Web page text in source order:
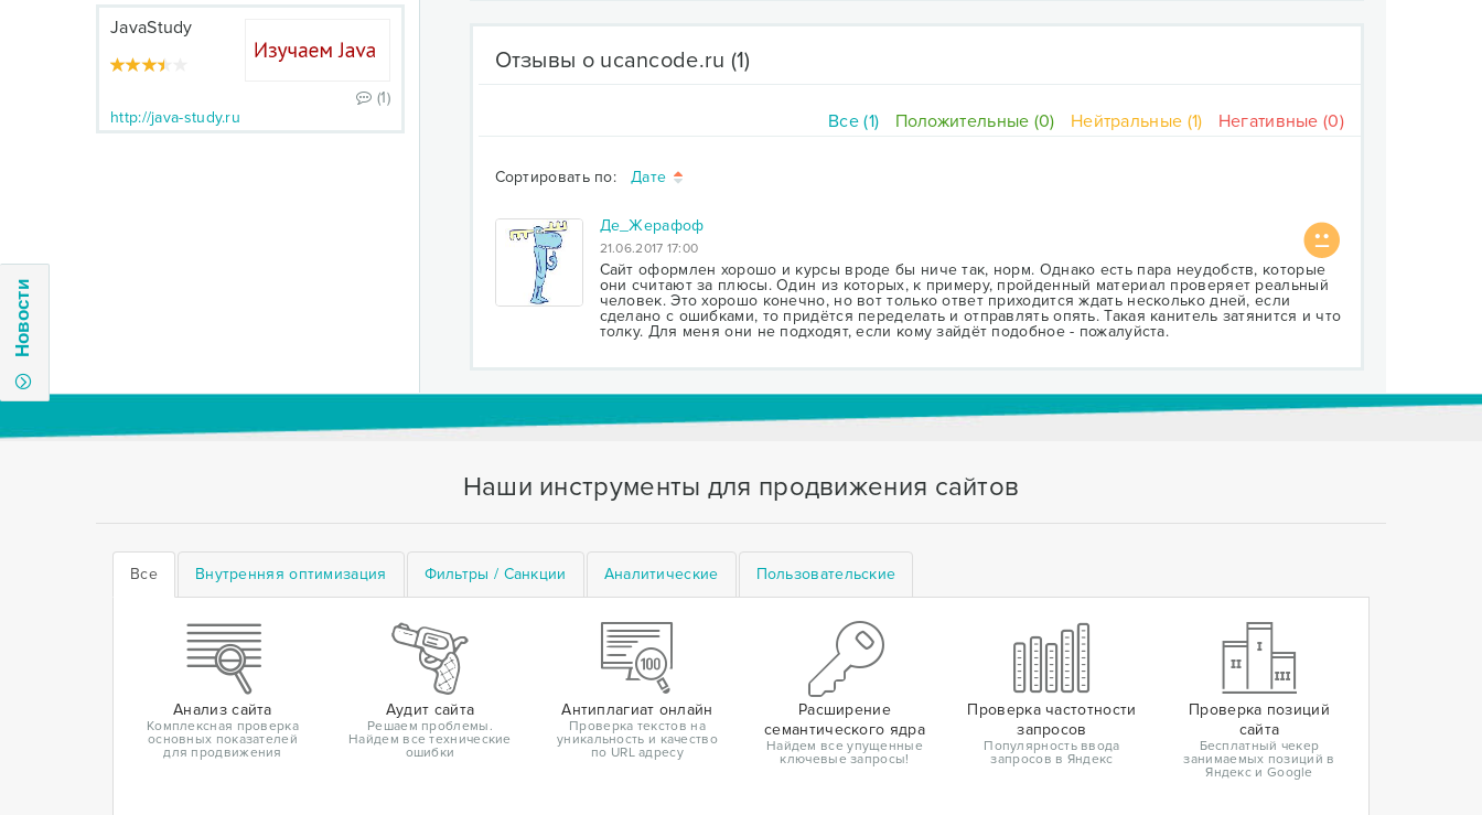
Новости
JavaStudy
(1)
http://java-study.ru
Отзывы о ucancode.ru (1)
Все (1) Положительные (0) Нейтральные (1) Негативные (0)
Сортировать по: Дате
Де_Жерафоф
21.06.2017 17:00
Сайт оформлен хорошо и курсы вроде бы ниче так, норм. Однако есть пара неудобств, которые
они считают за плюсы. Один из которых, к примеру, пройденный материал проверяет реальный
человек. Это хорошо конечно, но вот только ответ приходится ждать несколько дней, если
сделано с ошибками, то придётся переделать и отправлять опять. Такая канитель затянится и что
толку. Для меня они не подходят, если кому зайдёт подобное - пожалуйста.
Наши инструменты для продвижения сайтов
Все Внутренняя оптимизация Фильтры / Санкции Аналитические Пользовательские
Анализ сайта
Комплексная проверка
основных показателей
для продвижения
Аудит сайта
Решаем проблемы.
Найдем все технические
ошибки
Антиплагиат онлайн
Проверка текстов на
уникальность и качество
по URL адресу
Расширение
семантического ядра
Найдем все упущенные
ключевые запросы!
Проверка частотности
запросов
Популярность ввода
запросов в Яндекс
Проверка позиций
сайта
Бесплатный чекер
занимаемых позиций в
Яндекс и Google